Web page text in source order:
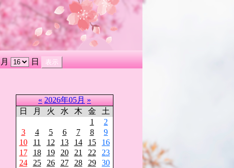
月 日
« 2026年05月 »
日
月 火 水 木 金
土
1
2
3
4 5 6 7 8
9
10
11 12 13 14 15
16
17
18 19 20 21 22
23
24
25 26 27 28 29
30